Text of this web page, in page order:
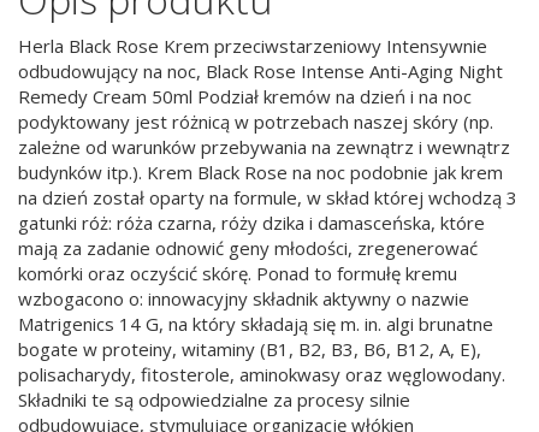
Herla Black Rose Krem przeciwstarzeniowy Intensywnie
odbudowujący na noc, Black Rose Intense Anti-Aging Night
Remedy Cream 50ml Podział kremów na dzień i na noc
podyktowany jest różnicą w potrzebach naszej skóry (np.
zależne od warunków przebywania na zewnątrz i wewnątrz
budynków itp.). Krem Black Rose na noc podobnie jak krem
na dzień został oparty na formule, w skład której wchodzą 3
gatunki róż: róża czarna, róży dzika i damasceńska, które
mają za zadanie odnowić geny młodości, zregenerować
komórki oraz oczyścić skórę. Ponad to formułę kremu
wzbogacono o: innowacyjny składnik aktywny o nazwie
Matrigenics 14 G, na który składają się m. in. algi brunatne
bogate w proteiny, witaminy (B1, B2, B3, B6, B12, A, E),
polisacharydy, fitosterole, aminokwasy oraz węglowodany.
Składniki te są odpowiedzialne za procesy silnie
odbudowujące, stymulujące organizację włókien